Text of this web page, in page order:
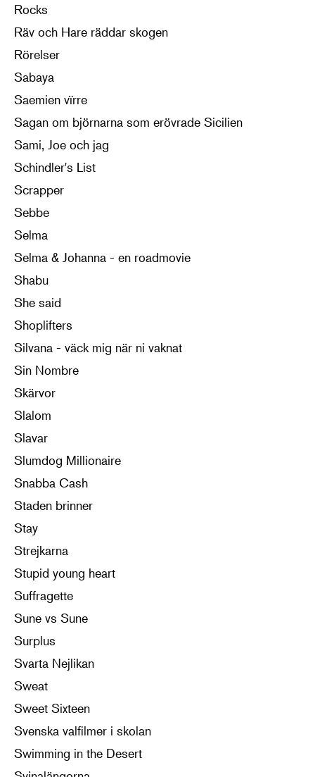
Rocks
Räv och Hare räddar skogen
Rörelser
Sabaya
Saemien vïrre
Sagan om björnarna som erövrade Sicilien
Sami, Joe och jag
Schindler's List
Scrapper
Sebbe
Selma
Selma & Johanna - en roadmovie
Shabu
She said
Shoplifters
Silvana - väck mig när ni vaknat
Sin Nombre
Skärvor
Slalom
Slavar
Slumdog Millionaire
Snabba Cash
Staden brinner
Stay
Strejkarna
Stupid young heart
Suffragette
Sune vs Sune
Surplus
Svarta Nejlikan
Sweat
Sweet Sixteen
Svenska valfilmer i skolan
Swimming in the Desert